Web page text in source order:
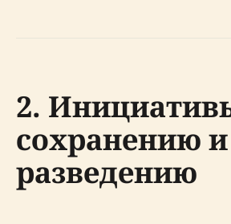
2.
сохранению и
разведению